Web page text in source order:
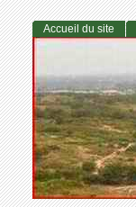
Accueil du site